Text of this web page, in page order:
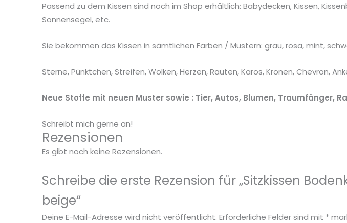
Passend zu dem Kissen sind noch im Shop erhältlich: Babydecken, Kissen,
Sonnensegel, etc.
Sie bekommen das Kissen in sämtlichen Farben / Mustern: grau, rosa, mint,
Sterne, Pünktchen, Streifen, Wolken, Herzen, Rauten, Karos, Kronen, Chevron,
Neue Stoffe mit neuen Muster sowie : Tier, Autos, Blumen, Traumfänger,
Schreibt mich gerne an!
Rezensionen
Es gibt noch keine Rezensionen.
Schreibe die erste Rezension für „Sitzkissen
beige“
Deine E-Mail-Adresse wird nicht veröffentlicht. Erforderliche Felder sind mit *